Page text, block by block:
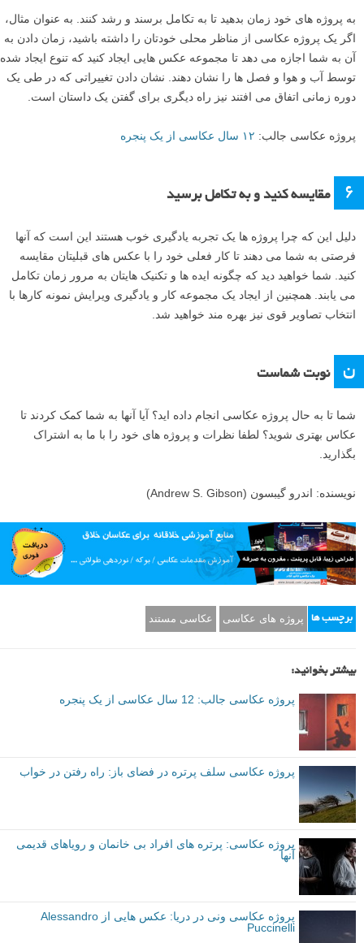
همه چیز باید واقعی باشد. اگر شما واقعا به افراد علاقه مند باشید، نقاط
اشتراک زیادی با آنها پیدا خواهید کرد و صحبت کردن با آنها برایتان آسان می
شود. اما اگر علاقه مند نباشید، نمی توانید آن ارتباطی که برای گرفتن پرتره
های خوب لازم است را برقرار کنید.
۵
به پروژه های خود زمان بدهید تا به تکامل برسند و رشد کنند. به عنوان مثال،
اگر یک پروژه عکاسی از مناظر محلی خودتان را داشته باشید، زمان دادن به
آن به شما اجازه می دهد تا مجموعه عکس هایی ایجاد کنید که تنوع ایجاد شده
توسط آب و هوا و فصل ها را نشان دهند. نشان دادن تغییراتی که در طی یک
دوره زمانی اتفاق می افتند نیز راه دیگری برای گفتن یک داستان است.
پروژه عکاسی جالب:
۶ مقایسه کنید و به تکامل برسید
دلیل این که چرا پروژه ها یک تجربه یادگیری خوب هستند این است که آنها
فرصتی به شما می دهند تا کار فعلی خود را با عکس های قبلیتان مقایسه
کنید. شما خواهید دید که چگونه ایده ها و تکنیک هایتان به مرور زمان تکامل
انتخاب تصاویر قوی نیز بهره مند خواهید شد.
نوبت شماست
عکاس بهتری شوید؟ لطفا نظرات و پروژه های خود را با ما به اشتراک
بگذارید.
نویسنده: اندرو گیبسون (Andrew S. Gibson)